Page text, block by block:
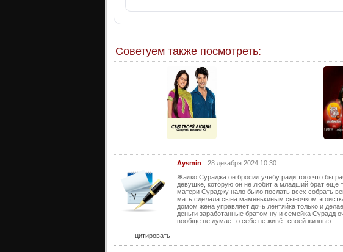
Советуем также посмотреть:
Aysmin
28 декабря 2024 10:30
Жалко Сураджа он бросил учёбу ради того что бы
девушке, которую он не любит а младший брат ещё
матери Сураджу нало было послать всех собрать
мать сделала сына маменькиным сыночком
домом жена управляет дочь лентяйка только и
деньги заработанные братом ну и семейка Сурадд
вообще не думает о себе не живёт своей жизнью ..
цитировать